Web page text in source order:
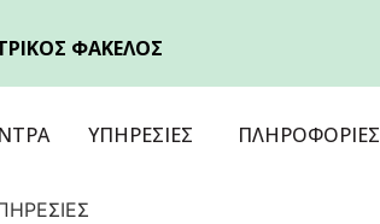
ΦΑΚΕΛΟΣ
ΥΠΗΡΕΣΙΕΣ ΠΛΗΡΟΦΟΡΙΕΣ